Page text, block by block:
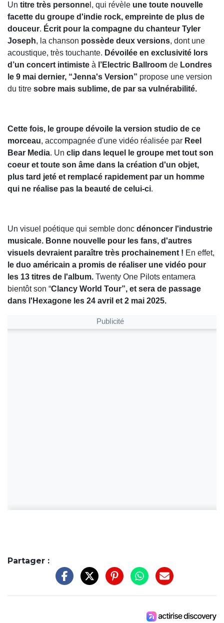
Un titre très personne l, qui révèle une toute nouvelle
facette du groupe d'indie rock, empreinte de plus de
douceur. Écrit pour la compagne du chanteur Tyler
Joseph, la chanson possède deux versions, dont une
acoustique, très touchante. Dévoilée en exclusivité lors
d’un concert intimiste à l’Electric Ballroom de Londres
le 9 mai dernier, “Jenna's Version” propose une version
du titre sobre mais sublime, de par sa vulnérabilité.
Cette fois, le groupe dévoile la version studio de ce
morceau, accompagnée d'une vidéo réalisée par Reel
Bear Media. Un clip dans lequel le groupe met tout son
coeur et toute son âme dans la création d'un objet,
plus tard jeté et remplacé rapidement par un homme
qui ne réalise pas la beauté de celui-ci.
Un visuel poétique qui semble donc dénoncer l'industrie
musicale. Bonne nouvelle pour les fans, d'autres
visuels devraient paraître très prochainement ! En effet,
le duo américain a promis de réaliser une vidéo pour
les 13 titres de l'album. Twenty One Pilots entamera
bientôt son “Clancy World Tour”, et sera de passage
dans l'Hexagone les 24 avril et 2 mai 2025.
Publicité
Partager :